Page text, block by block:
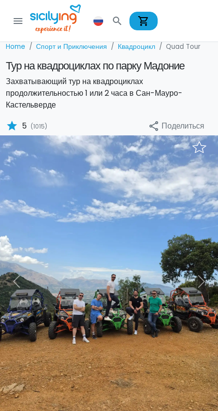
menu search shopping_cart
Home Спорт и Приключения Квадроцикл Quad Tour
Тур на квадроциклах по парку Мадоние
Захватывающий тур на квадроциклах
продолжительностью 1 или 2 часа в Сан-Мауро-
Кастельверде
star 5 (1015) share Поделиться
Previous Next